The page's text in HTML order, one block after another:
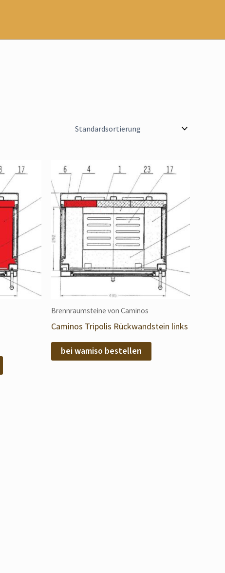
Brennraumsteine von Caminos
Caminos Tripolis Rückwandstein links
bei wamiso bestellen